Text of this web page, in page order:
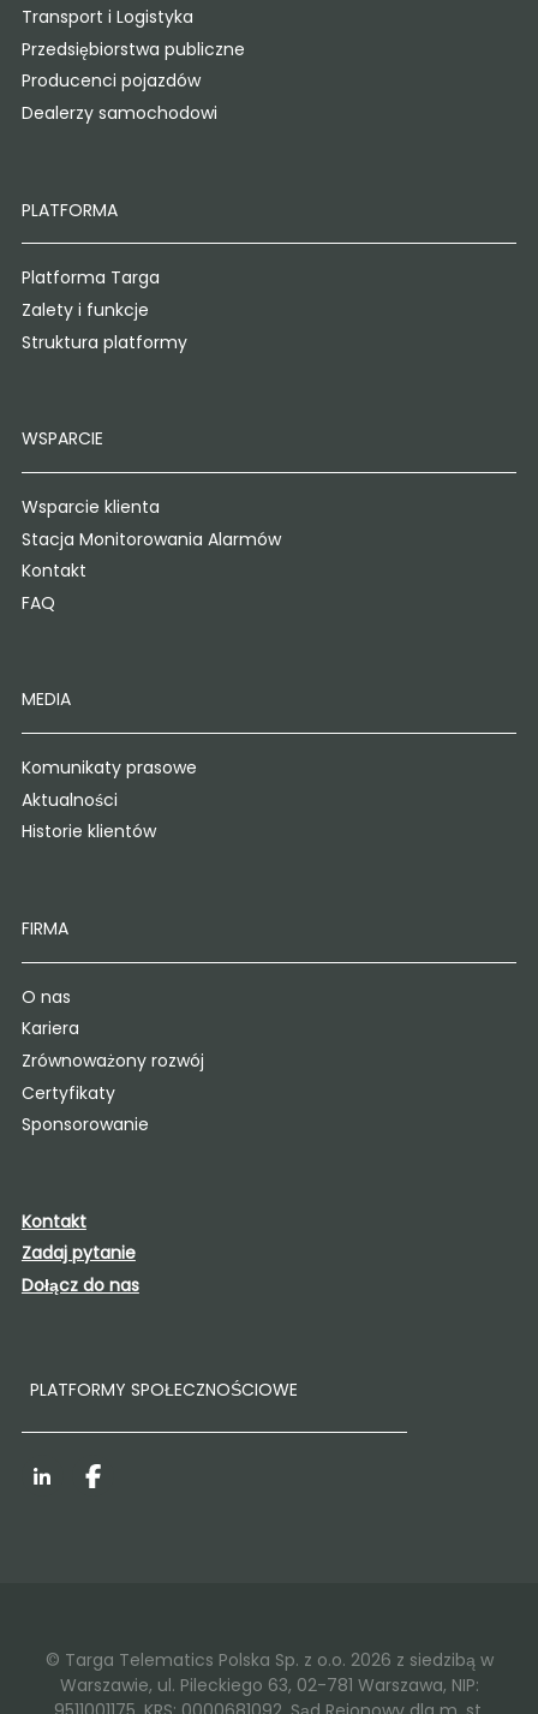
Transport i Logistyka
Przedsiębiorstwa publiczne
Producenci pojazdów
Dealerzy samochodowi
PLATFORMA
Platforma Targa
Zalety i funkcje
Struktura platformy
WSPARCIE
Wsparcie klienta
Stacja Monitorowania Alarmów
Kontakt
FAQ
MEDIA
Komunikaty prasowe
Aktualności
Historie klientów
FIRMA
O nas
Kariera
Zrównoważony rozwój
Certyfikaty
Sponsorowanie
Kontakt
Zadaj pytanie
Dołącz do nas
PLATFORMY SPOŁECZNOŚCIOWE
LinkedInFacebook
© Targa Telematics Polska Sp. z o.o. 2026 z siedzibą w
Warszawie, ul. Pileckiego 63, 02-781 Warszawa, NIP: